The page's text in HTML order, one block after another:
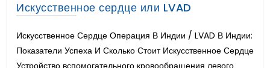
Передняя Крестообразная Связка
Восстановление
Астигматизм Операция
Вертебропластика и кифопластика
Искусственное сердце или LVAD
Искусственное Сердце Операция В Индии / LVAD В Индии:
Показатели Успеха И Сколько Стоит Искусственное Сердце